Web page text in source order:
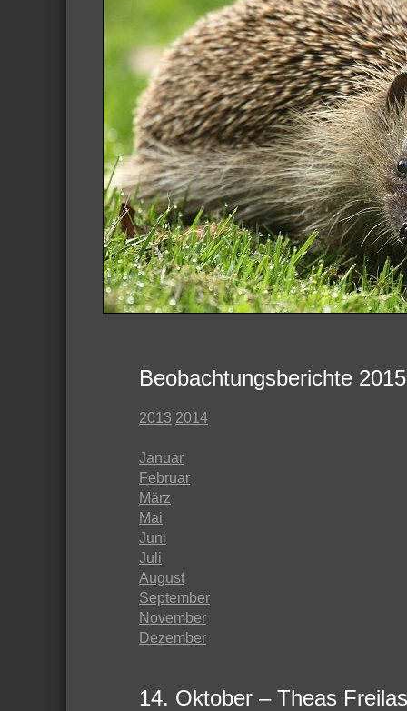
Beobachtungsberichte 2015
2013 2014
Januar
Februar
März
Mai
Juni
Juli
August
September
November
Dezember
14. Oktober – Theas